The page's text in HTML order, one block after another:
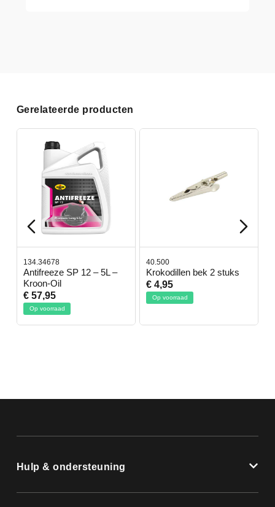
Gerelateerde producten
134.34678
Antifreeze SP 12 – 5L –
Kroon-Oil
€ 57,95
Op voorraad
40.500
Krokodillen bek 2 stuks
€ 4,95
Op voorraad
Hulp & ondersteuning